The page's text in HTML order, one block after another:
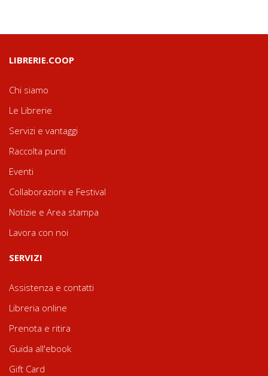
LIBRERIE.COOP
Chi siamo
Le Librerie
Servizi e vantaggi
Raccolta punti
Eventi
Collaborazioni e Festival
Notizie e Area stampa
Lavora con noi
SERVIZI
Assistenza e contatti
Libreria online
Prenota e ritira
Guida all'ebook
Gift Card